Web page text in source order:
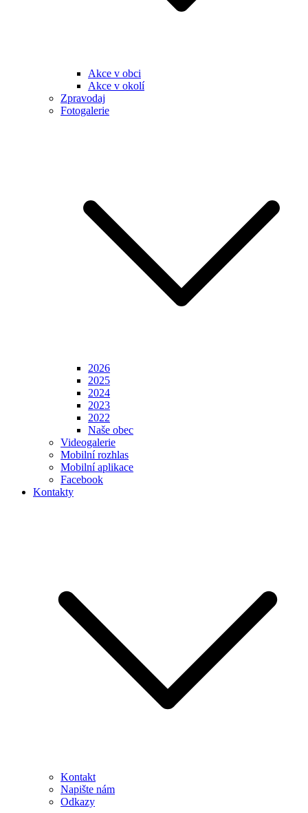
Akce v obci
Akce v okolí
Zpravodaj
Fotogalerie
2026
2025
2024
2023
2022
Naše obec
Videogalerie
Mobilní rozhlas
Mobilní aplikace
Facebook
Kontakty
Kontakt
Napište nám
Odkazy